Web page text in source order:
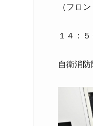
（フロ
１４：
自衛消